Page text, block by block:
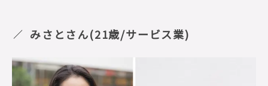
みさとさん(21歳/サービス業)